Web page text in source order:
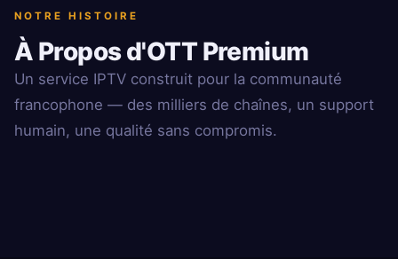
NOTRE HISTOIRE
À Propos d'OTT Premium
Un service IPTV construit pour la communauté
francophone — des milliers de chaînes, un support
humain, une qualité sans compromis.